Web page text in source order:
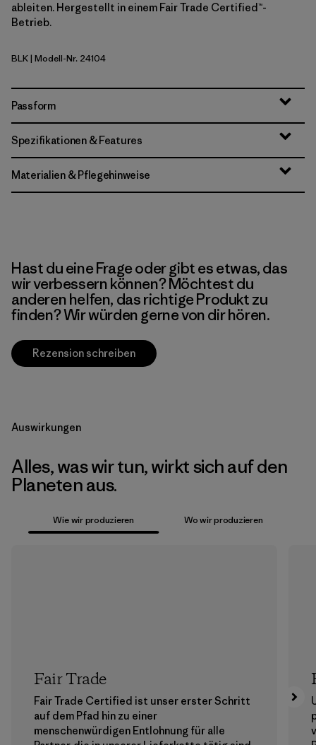
ableiten. Hergestellt in einem Fair Trade Certified™-
Betrieb.
Black
BLK| Modell-Nr. 24104
Passform
Spezifikationen & Features
Materialien & Pflegehinweise
Hast du eine Frage oder gibt es etwas, das
wir verbessern können? Möchtest du
anderen helfen, das richtige Produkt zu
finden? Wir würden gerne von dir hören.
Rezension schreiben
Auswirkungen
Alles, was wir tun, wirkt sich auf den
Planeten aus.
Wie wir produzieren Wo wir produzieren
Fair Trade
Fair Trade Certified ist unser erster Schritt
auf dem Pfad hin zu einer
menschenwürdigen Entlohnung für alle